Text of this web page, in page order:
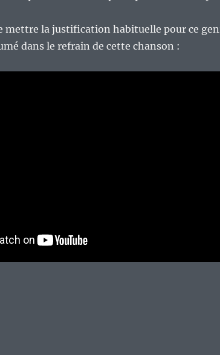
mettre la justification habituelle pour ce
dans le refrain de cette chanson :